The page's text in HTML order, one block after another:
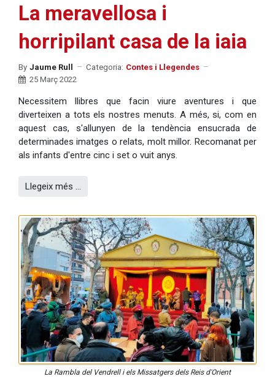
La meravellosa i
horripilant casa de la iaia
By Jaume Rull Categoria: Contes i Llegendes
25 Març 2022
Necessitem llibres que facin viure aventures i que
diverteixen a tots els nostres menuts. A més, si, com en
aquest cas, s'allunyen de la tendència ensucrada de
determinades imatges o relats, molt millor. Recomanat per
als infants d'entre cinc i set o vuit anys.
Llegeix més …
La Rambla del Vendrell i els Missatgers dels Reis d'Orient